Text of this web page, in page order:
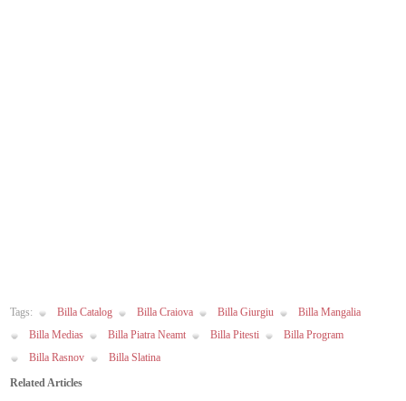
Tags: Billa Catalog Billa Craiova Billa Giurgiu
Billa Mangalia
Billa Medias
Billa Piatra Neamt Billa Pitesti
Billa Program
Billa Rasnov
Billa Slatina
Related Articles